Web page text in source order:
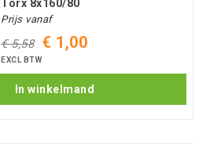
Torx 8x160/80
Prijs vanaf
€ 5,58 € 1,00
EXCL BTW
In winkelmand